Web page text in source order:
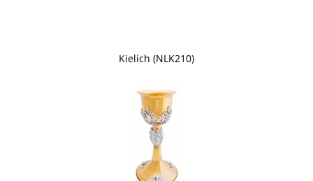
Kielich (NLK210)